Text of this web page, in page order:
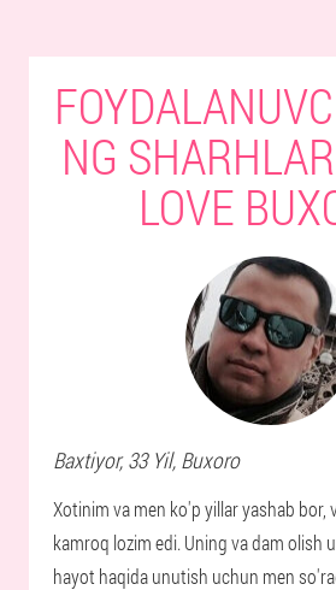
NG
LOVE
Baxtiyor, 33 Yil, Buxoro
Xotinim va men ko'p yillar yashab bor,
kamroq lozim edi. Uning va dam olish
hayot haqida unutish uchun men